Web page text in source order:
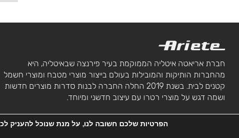
חברת אריאטה איטליה הממוקמת בעיר פירנצה שבאיטליה, היא
מהחברות הותיקות והמובילות בעולם בייצור מוצרי מטבח ומוצרי חשמל
קטנים לבית. בשנת 2019 החלה החברה לבנות סדרות מוצרים חדשות
ושמה דגש על מוצרי רטרו עם עיצוב חדשני ומיוחד.